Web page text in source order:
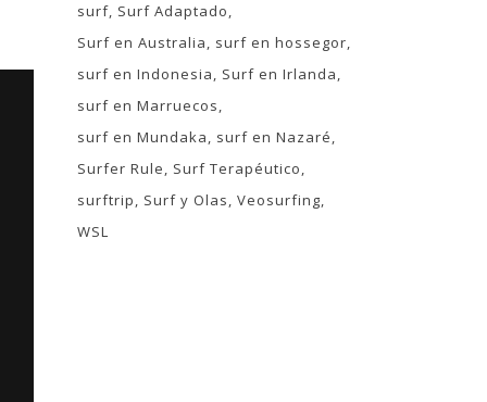
surf Surf Adaptado
Surf en Australia
surf en hossegor
surf en Indonesia
Surf en Irlanda
surf en Marruecos
surf en Mundaka
surf en Nazaré
Surfer Rule
Surf Terapéutico
surftrip
Surf y Olas Veosurfing
WSL